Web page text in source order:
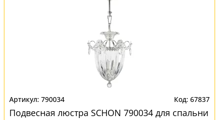
790034 67837
Подвесная люстра SCHON 790034 для спальни